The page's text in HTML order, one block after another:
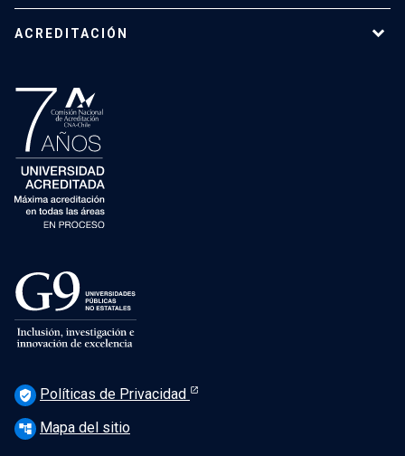
ACREDITACIÓN
verified_user Políticas de Privacidad
account_tree Mapa del sitio